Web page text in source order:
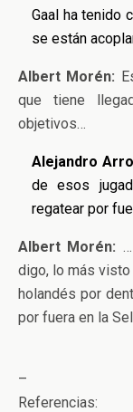
Gaal ha tenido
se están
Albert Morén:
que tiene
objetivos…
Alejandro
de esos
regatear por
Albert Morén:
digo, lo más visto
holandés por
por fuera en la
–
Referencias: